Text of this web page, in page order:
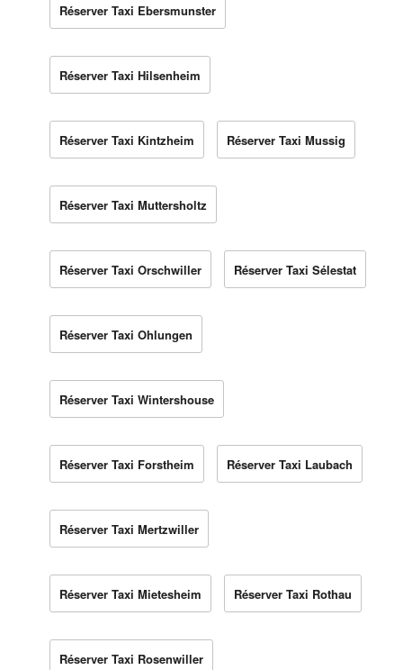
Réserver Taxi Ebersmunster
Réserver Taxi Hilsenheim
Réserver Taxi Kintzheim Réserver Taxi Mussig
Réserver Taxi Muttersholtz
Réserver Taxi Orschwiller Réserver Taxi Sélestat
Réserver Taxi Ohlungen
Réserver Taxi Wintershouse
Réserver Taxi Forstheim Réserver Taxi Laubach
Réserver Taxi Mertzwiller
Réserver Taxi Mietesheim Réserver Taxi Rothau
Réserver Taxi Rosenwiller